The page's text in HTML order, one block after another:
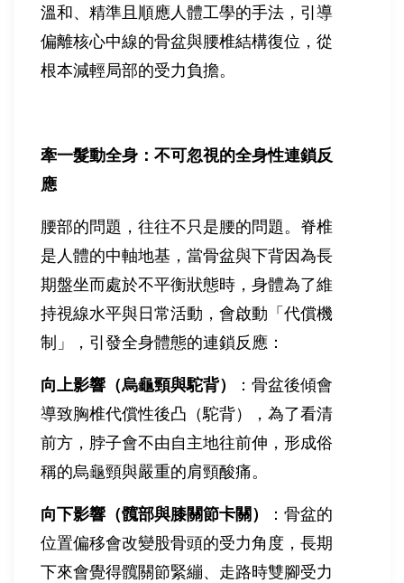
溫和、精準且順應人體工學的手法，引導
偏離核心中線的骨盆與腰椎結構復位，從
根本減輕局部的受力負擔。
牽一髮動全身：不可忽視的全身性連鎖反
應
腰部的問題，往往不只是腰的問題。脊椎
是人體的中軸地基，當骨盆與下背因為長
期盤坐而處於不平衡狀態時，身體為了維
持視線水平與日常活動，會啟動「代償機
制」，引發全身體態的連鎖反應：
向上影響（烏龜頸與駝背）
：骨盆後傾會
導致胸椎代償性後凸（駝背），為了看清
前方，脖子會不由自主地往前伸，形成俗
稱的烏龜頸與嚴重的肩頸酸痛。
向下影響（髖部與膝關節卡關）
：骨盆的
位置偏移會改變股骨頭的受力角度，長期
下來會覺得髖關節緊繃、走路時雙腳受力